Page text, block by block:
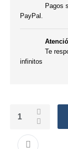
Pagos
PayPal.
Te
infinitos